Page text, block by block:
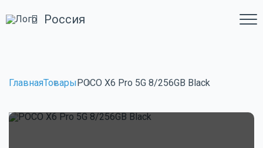
Россия
ГлавнаяТоварыPOCO X6 Pro 5G 8/256GB Black